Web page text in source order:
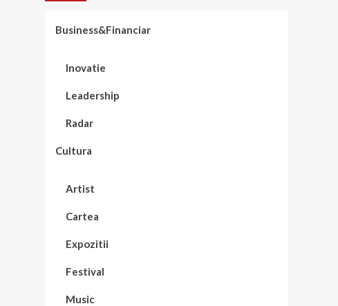
Business&Financiar
Inovatie
Leadership
Radar
Cultura
Artist
Cartea
Expozitii
Festival
Music